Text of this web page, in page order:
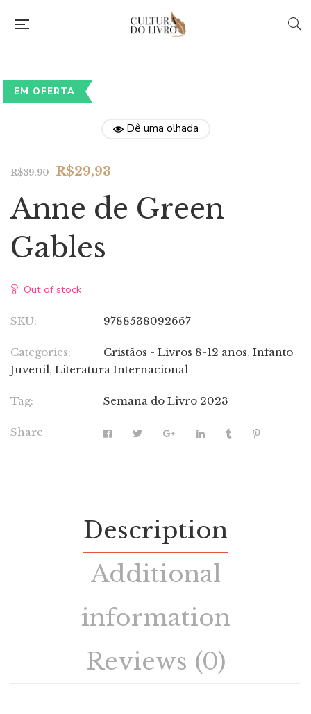
EM OFERTA
Dê uma olhada
R$39,90
Original
was:
R$29,93
is:
Anne de Green
Gables
Out of stock
SKU: 9788538092667
Categories: Cristãos - Livros 8-12 anos, Infanto
Juvenil, Literatura Internacional
Tag: Semana do Livro 2023
Share
Description
Additional
information
Reviews (0)